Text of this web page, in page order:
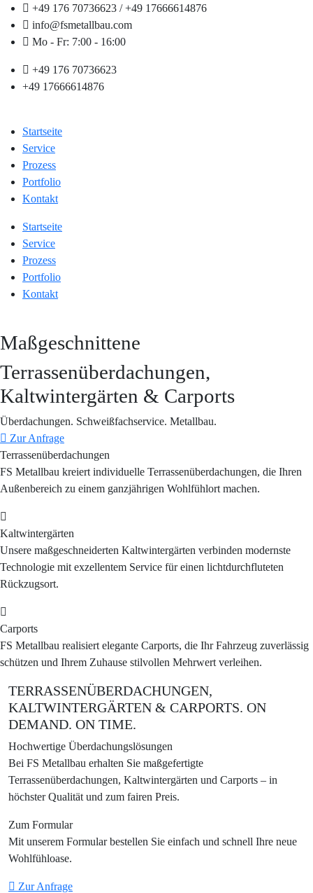
+49 176 70736623 / +49 17666614876
info@fsmetallbau.com
Mo - Fr: 7:00 - 16:00
+49 176 70736623
+49 17666614876
Startseite
Service
Prozess
Portfolio
Kontakt
Startseite
Service
Prozess
Portfolio
Kontakt
Maßgeschnittene
Terrassenüberdachungen,
Kaltwintergärten & Carports
Überdachungen. Schweißfachservice. Metallbau.
Zur Anfrage
Terrassenüberdachungen
FS Metallbau kreiert individuelle Terrassenüberdachungen, die Ihren
Außenbereich zu einem ganzjährigen Wohlfühlort machen.
Kaltwintergärten
Unsere maßgeschneiderten Kaltwintergärten verbinden modernste
Technologie mit exzellentem Service für einen lichtdurchfluteten
Rückzugsort.
Carports
FS Metallbau realisiert elegante Carports, die Ihr Fahrzeug zuverlässig
schützen und Ihrem Zuhause stilvollen Mehrwert verleihen.
TERRASSENÜBERDACHUNGEN,
KALTWINTERGÄRTEN & CARPORTS. ON
DEMAND. ON TIME.
Hochwertige Überdachungslösungen
Bei FS Metallbau erhalten Sie maßgefertigte
Terrassenüberdachungen, Kaltwintergärten und Carports – in
höchster Qualität und zum fairen Preis.
Zum Formular
Mit unserem Formular bestellen Sie einfach und schnell Ihre neue
Wohlfühloase.
Zur Anfrage